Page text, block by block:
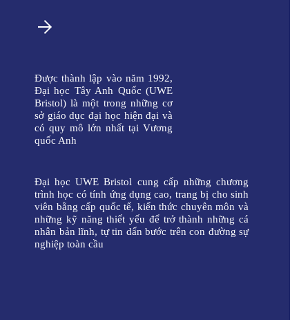
Được thành lập vào năm 1992,
Đại học Tây Anh Quốc (UWE
Bristol) là một trong những cơ
sở giáo dục đại học hiện đại và
có quy mô lớn nhất tại Vương
quốc Anh
Đại học UWE Bristol cung cấp những chương
trình học có tính ứng dụng cao, trang bị cho sinh
viên bằng cấp quốc tế, kiến thức chuyên môn và
những kỹ năng thiết yếu để trở thành những cá
nhân bản lĩnh, tự tin dấn bước trên con đường sự
nghiệp toàn cầu